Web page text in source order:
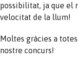
possibilitat, ja que el
velocitat de la llum!
Moltes gràcies a
nostre concurs!